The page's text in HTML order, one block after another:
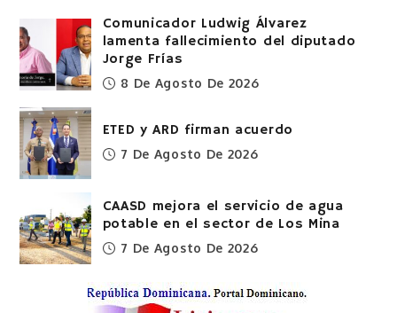
Comunicador Ludwig Álvarez
lamenta fallecimiento del diputado
Jorge Frías
8 De Agosto De 2026
ETED y ARD firman acuerdo
7 De Agosto De 2026
CAASD mejora el servicio de agua
potable en el sector de Los Mina
7 De Agosto De 2026